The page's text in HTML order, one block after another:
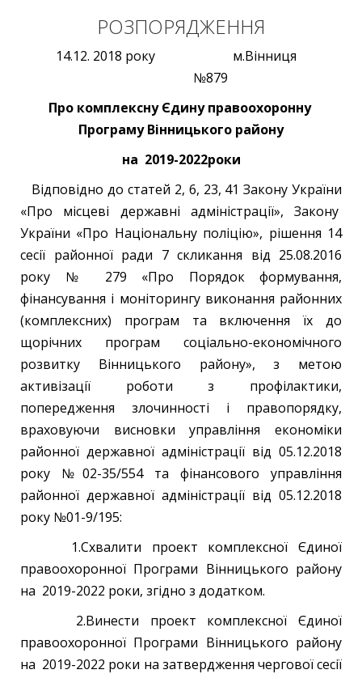
РОЗПОРЯДЖЕННЯ
14.12. 2018 року м.Вінниця
№879
Про комплексну Єдину правоохоронну
Програму Вінницького району
на 2019-2022роки
Відповідно до статей 2, 6, 23, 41 Закону України
«Про місцеві державні адміністрації», Закону
України «Про Національну поліцію», рішення 14
сесії районної ради 7 скликання від 25.08.2016
року № 279 «Про Порядок формування,
фінансування і моніторингу виконання районних
(комплексних) програм та включення їх до
щорічних програм соціально-економічного
розвитку Вінницького району», з метою
активізації роботи з профілактики,
попередження злочинності і правопорядку,
враховуючи висновки управління економіки
районної державної адміністрації від 05.12.2018
року №02-35/554 та фінансового управління
районної державної адміністрації від 05.12.2018
року №01-9/195:
1.Схвалити проект комплексної Єдиної
правоохоронної Програми Вінницького району
на 2019-2022 роки, згідно з додатком.
2.Винести проект комплексної Єдиної
правоохоронної Програми Вінницького району
на 2019-2022 роки на затвердження чергової сесії